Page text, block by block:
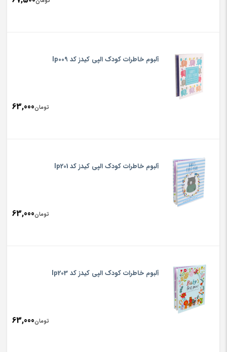
آلبوم خاطرات کودک الپی کیدز کد lp009
تومان63,000
آلبوم خاطرات کودک الپی کیدز کد lp201
تومان63,000
آلبوم خاطرات کودک الپی کیدز کد lp203
تومان63,000